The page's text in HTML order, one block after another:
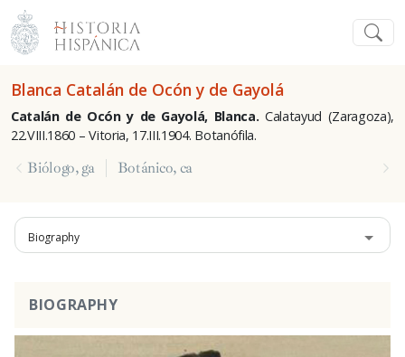
Blanca Catalán de Ocón y de Gayolá
Catalán de Ocón y de Gayolá, Blanca. Calatayud (Zaragoza),
22.VIII.1860 – Vitoria, 17.III.1904. Botanófila.
Biólogo, ga Botánico, ca
Biography
BIOGRAPHY